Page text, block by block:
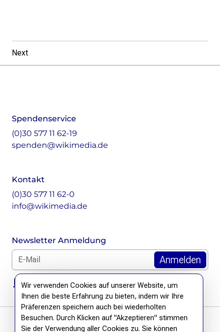
Next
Spendenservice
(0)30 577 11 62-19
spenden@wikimedia.de
Kontakt
(0)30 577 11 62-0
info@wikimedia.de
Newsletter Anmeldung
E-Mail für Newsletter *
DSGVO Hinweis
Wir verwenden Cookies auf unserer Website, um
Ihnen die beste Erfahrung zu bieten, indem wir Ihre
Präferenzen speichern auch bei wiederholten
Besuchen. Durch Klicken auf "Akzeptieren" stimmen
Sie der Verwendung aller Cookies zu. Sie können